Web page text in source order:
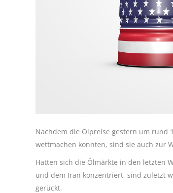
Nachdem die Ölpreise gestern um rund
wettmachen konnten, sind sie auch zur
Hatten sich die Ölmärkte in den letzten
und dem Iran konzentriert, sind zuletzt
gerückt.